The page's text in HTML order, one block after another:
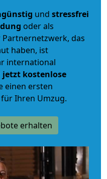
und stressfrei
oder als
Partnernetzwerk, das
haben, ist
international
jetzt kostenlose
einen ersten
Ihren Umzug.
erhalten